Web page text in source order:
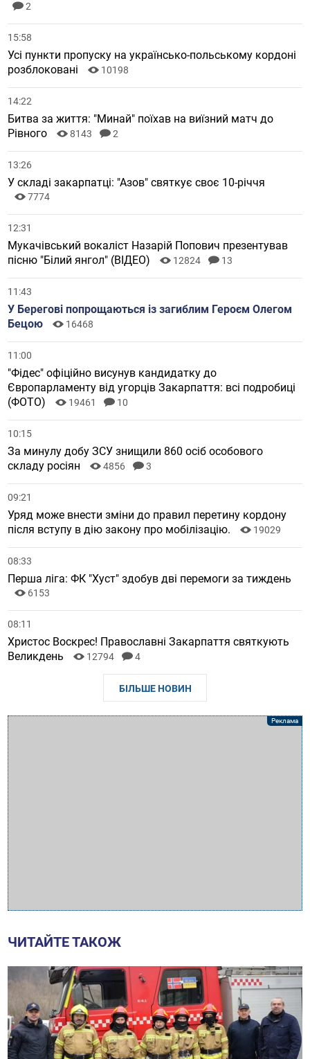
2
15:58
Усі пункти пропуску на українсько-польському кордоні
розблоковані
10198
14:22
Битва за життя: "Минай" поїхав на виїзний матч до
Рівного
8143 2
13:26
У складі закарпатці: "Азов" святкує своє 10-річчя
7774
12:31
Мукачівський вокаліст Назарій Попович презентував
пісню "Білий янгол" (ВІДЕО)
12824 13
11:43
У Берегові попрощаються із загиблим Героєм Олегом
Бецою
16468
11:00
"Фідес" офіційно висунув кандидатку до
Європарламенту від угорців Закарпаття: всі подробиці
(ФОТО)
19461 10
10:15
За минулу добу ЗСУ знищили 860 осіб особового
складу росіян
4856 3
09:21
Уряд може внести зміни до правил перетину кордону
після вступу в дію закону про мобілізацію.
19029
08:33
Перша ліга: ФК "Хуст" здобув дві перемоги за тиждень
6153
08:11
Христос Воскрес! Православні Закарпаття святкують
Великдень
12794 4
БІЛЬШЕ НОВИН
ЧИТАЙТЕ ТАКОЖ